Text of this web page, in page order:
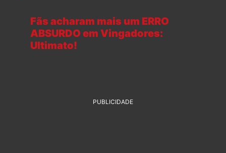
Fãs acharam mais um ERRO
ABSURDO em Vingadores:
Ultimato!
PUBLICIDADE